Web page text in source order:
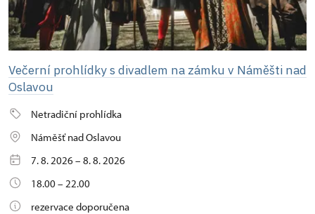
Večerní prohlídky s divadlem na zámku v Náměšti nad
Oslavou
Netradiční prohlídka
Náměšť nad Oslavou
7. 8. 2026 – 8. 8. 2026
18.00 – 22.00
rezervace doporučena